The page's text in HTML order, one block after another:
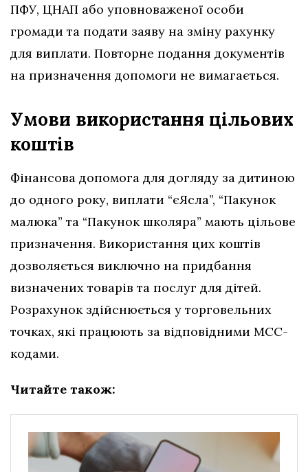
ПФУ, ЦНАП або уповноваженої особи
громади та подати заяву на зміну рахунку
для виплати. Повторне подання документів
на призначення допомоги не вимагається.
Умови використання цільових
коштів
Фінансова допомога для догляду за дитиною
до одного року, виплати “єЯсла”, “Пакунок
малюка” та “Пакунок школяра” мають цільове
призначення. Використання цих коштів
дозволяється виключно на придбання
визначених товарів та послуг для дітей.
Розрахунок здійснюється у торговельних
точках, які працюють за відповідними МСС-
кодами.
Читайте також: